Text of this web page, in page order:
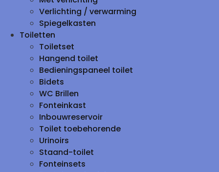
Verlichting / verwarming
Spiegelkasten
Toiletten
Toiletset
Hangend toilet
Bedieningspaneel toilet
Bidets
WC Brillen
Fonteinkast
Inbouwreservoir
Toilet toebehorende
Urinoirs
Staand-toilet
Fonteinsets